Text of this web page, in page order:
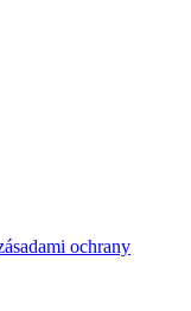
ochrany